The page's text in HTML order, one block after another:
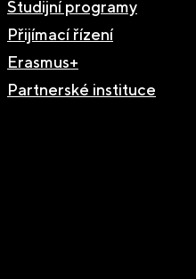
Studijní programy
Přijímací řízení
Erasmus+
Partnerské instituce